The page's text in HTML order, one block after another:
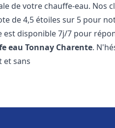
de votre chauffe-eau. Nos
de 4,5 étoiles sur 5 pour
est disponible 7j/7 pour
eau Tonnay Charente.
et sans